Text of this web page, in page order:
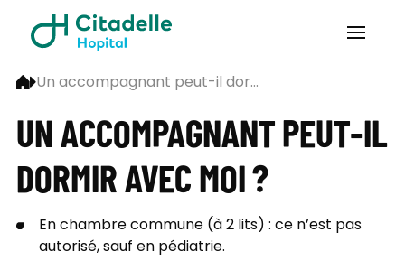
Un accompagnant peut-il dor...
UN ACCOMPAGNANT PEUT-IL
DORMIR AVEC MOI ?
En chambre commune (à 2 lits) : ce n’est pas
autorisé, sauf en pédiatrie.